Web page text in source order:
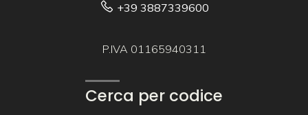
+39 3887339600
P.IVA 01165940311
Cerca per codice